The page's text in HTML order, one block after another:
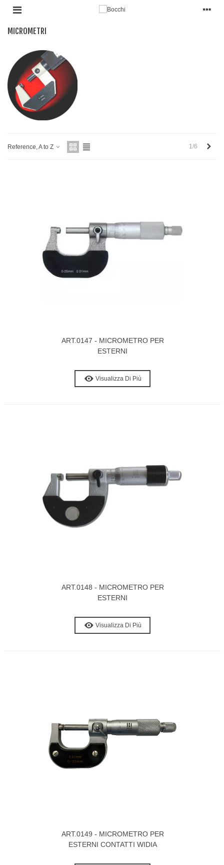
MICROMETRI
Reference, A to Z 1/6
ART.0147 - MICROMETRO PER
ESTERNI
Visualizza Di Più
ART.0148 - MICROMETRO PER
ESTERNI
Visualizza Di Più
ART.0149 - MICROMETRO PER
ESTERNI CONTATTI WIDIA